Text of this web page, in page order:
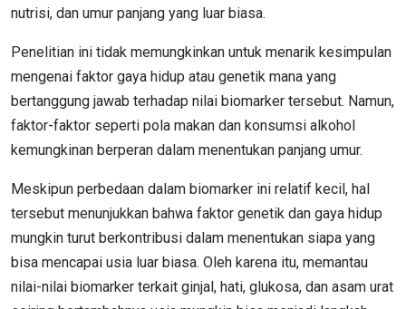
nutrisi, dan umur panjang yang luar biasa.
Penelitian ini tidak memungkinkan untuk menarik kesimpulan
mengenai faktor gaya hidup atau genetik mana yang
bertanggung jawab terhadap nilai biomarker tersebut. Namun,
faktor-faktor seperti pola makan dan konsumsi alkohol
kemungkinan berperan dalam menentukan panjang umur.
Meskipun perbedaan dalam biomarker ini relatif kecil, hal
tersebut menunjukkan bahwa faktor genetik dan gaya hidup
mungkin turut berkontribusi dalam menentukan siapa yang
bisa mencapai usia luar biasa. Oleh karena itu, memantau
nilai-nilai biomarker terkait ginjal, hati, glukosa, dan asam urat